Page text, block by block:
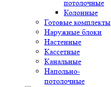
потолочные
Колонные
Готовые комплекты
Наружные блоки
Настенные
Кассетные
Канальные
Напольно-
потолочные